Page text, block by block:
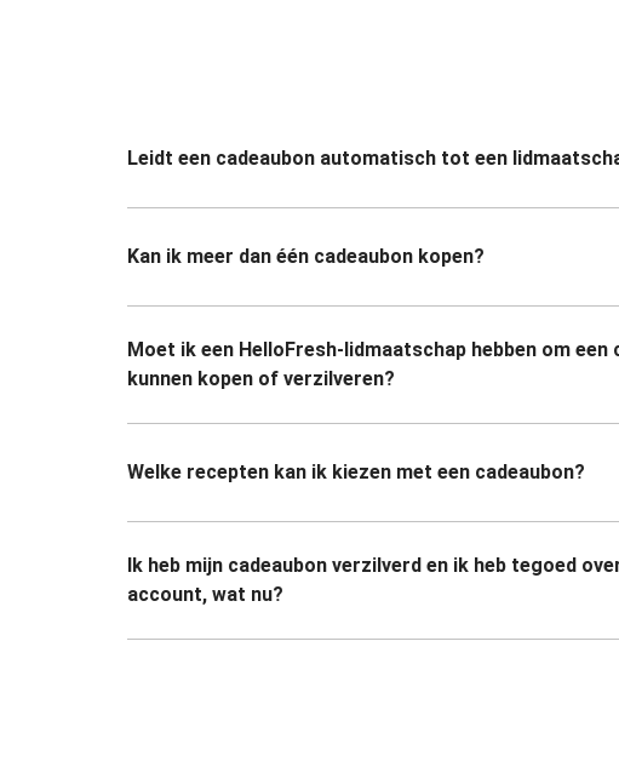
Leidt een cadeaubon automatisch tot een
Kan ik meer dan één cadeaubon kopen?
Moet ik een HelloFresh-lidmaatschap hebben om een
kunnen kopen of verzilveren?
Welke recepten kan ik kiezen met een cadeaubon?
Ik heb mijn cadeaubon verzilverd en ik heb tegoed
account, wat nu?